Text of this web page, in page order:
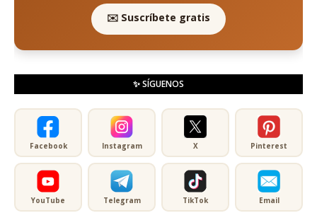
✉️ Suscríbete gratis
✨ SÍGUENOS
Facebook Instagram X Pinterest
YouTube Telegram TikTok Email